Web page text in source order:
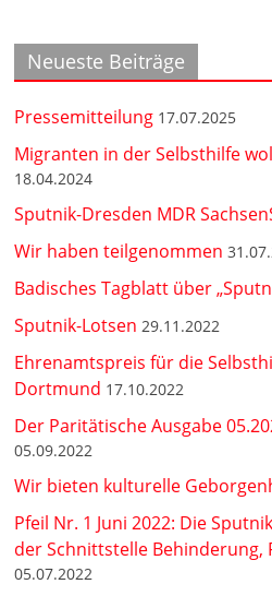
Neueste Beiträge
Pressemitteilung 17.07.2025
Migranten in der Selbsthilfe
18.04.2024
Sputnik-Dresden MDR
Wir haben teilgenommen
Badisches Tagblatt über
Sputnik-Lotsen 29.11.2022
Ehrenamtspreis für die
Dortmund 17.10.2022
Der Paritätische Ausgabe
05.09.2022
Wir bieten kulturelle
Pfeil Nr. 1 Juni 2022: Die
der Schnittstelle Behinderung,
05.07.2022